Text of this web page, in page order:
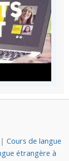
| Cours de langue
étrangère à